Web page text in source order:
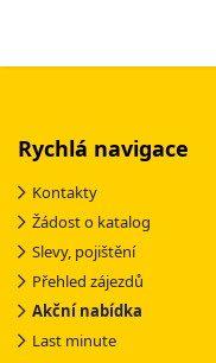
Rychlá navigace
Kontakty
Žádost o katalog
Slevy, pojištění
Přehled zájezdů
Akční nabídka
Last minute